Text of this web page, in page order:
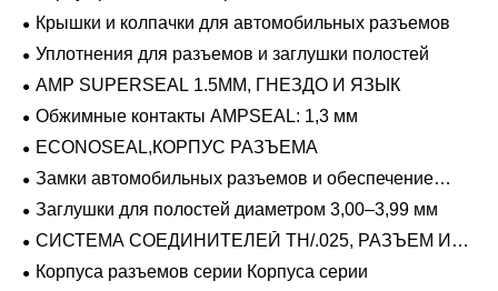
Крышки и колпачки для автомобильных разъемов
Уплотнения для разъемов и заглушки полостей
AMP SUPERSEAL 1.5MM, ГНЕЗДО И ЯЗЫК
Обжимные контакты AMPSEAL: 1,3 мм
ECONOSEAL,КОРПУС РАЗЪЕМА
Замки автомобильных разъемов и обеспечение
положения
Заглушки для полостей диаметром 3,00–3,99 мм
СИСТЕМА СОЕДИНИТЕЛЕЙ TH/.025, РАЗЪЕМ И
ВКЛАДЫШ
Корпуса разъемов серии Корпуса серии